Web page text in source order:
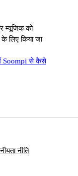
म्यूजिक को
लिए किया जा
Soompi से कैसे
नीति